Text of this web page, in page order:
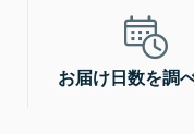
お届け日数を調